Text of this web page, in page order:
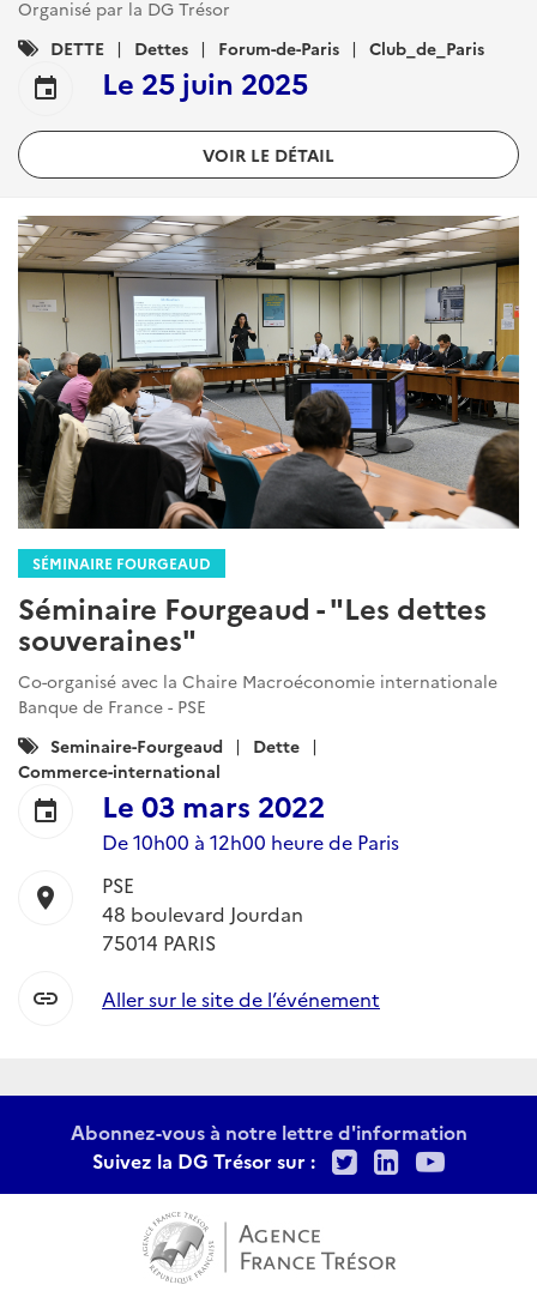
Organisé par la DG Trésor
Catégories
:
DETTE Dettes Forum-de-Paris Club_de_Paris
event Le 25 juin 2025
VOIR LE DÉTAIL
SÉMINAIRE FOURGEAUD
Séminaire Fourgeaud - "Les dettes
souveraines"
Co-organisé avec la Chaire Macroéconomie internationale
Banque de France - PSE
Catégories
:
Seminaire-Fourgeaud
Dette
Commerce-international
event Le 03 mars 2022
De 10h00 à 12h00 heure de Paris
location_on
PSE
48 boulevard Jourdan
75014 PARIS
link Aller sur le site de l’événement
Abonnez-vous à notre lettre d'information
Suivez la DG Trésor sur :
TwitterLinkedIn